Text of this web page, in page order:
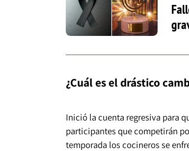
¿Cuál es el drástico
Inició la cuenta regresiva para
participantes que competirán
temporada los cocineros se